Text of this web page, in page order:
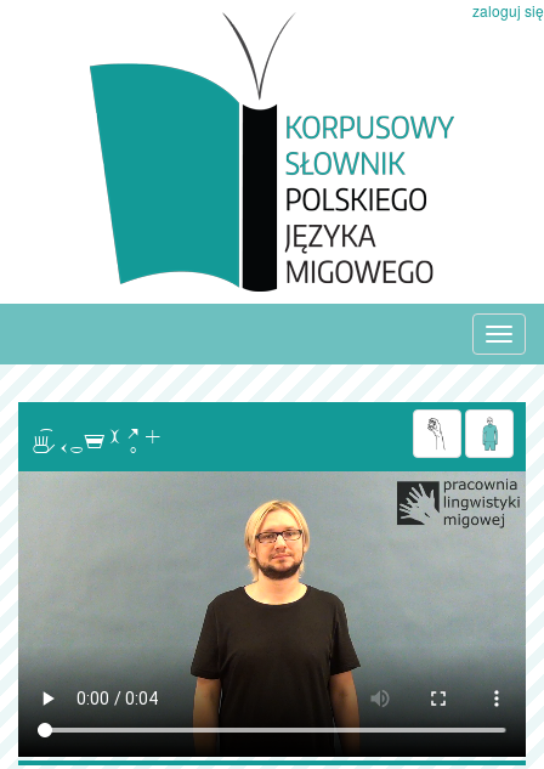
zaloguj się
